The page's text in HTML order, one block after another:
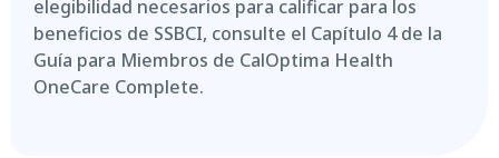
elegibilidad necesarios para calificar para los
beneficios de SSBCI, consulte el Capítulo 4 de la
Guía para Miembros de CalOptima Health
OneCare Complete.